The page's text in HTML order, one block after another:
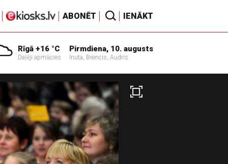
ABONĒT IENĀKT
Rīgā +16 °C
Daļēji apmācies
Pirmdiena, 10. augusts
Inuta, Brencis, Audris